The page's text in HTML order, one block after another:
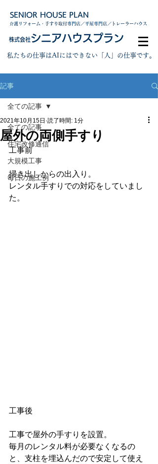
SENIOR HOUSE PLAN
介護リフォーム・手すり取付専門店／平屋専門店／トレーラーハウス
株式会社シニアハウスプラン
私たちの仕事はAIにはできない「人」の仕事です。
記事
全ての記事
住宅改修通信
大規模工事
毎日の施工例
全ての記事
屋外の両側手すり
2021年10月15日 読了時間: 1分
工事前
掃き出しからの出入り。
レンタル手すりでの対応をしていまし
た。
工事後
工事で屋外の手すりを設置。
毎月のレンタル料が必要なくなるの
と、支柱を埋込んだので安定して使え